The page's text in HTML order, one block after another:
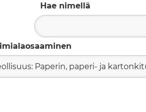
Hae nimellä
Paperin, paperi- ja